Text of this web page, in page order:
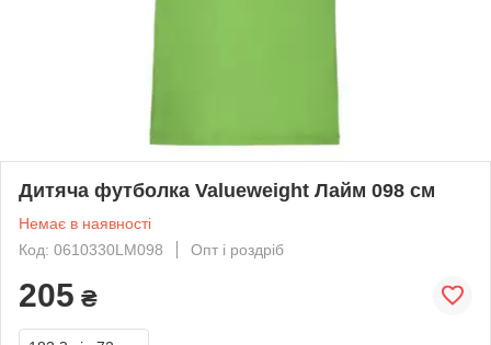
Дитяча футболка Valueweight Лайм 098 см
Немає в наявності
Код: 0610330LM098
Опт і роздріб
205 ₴